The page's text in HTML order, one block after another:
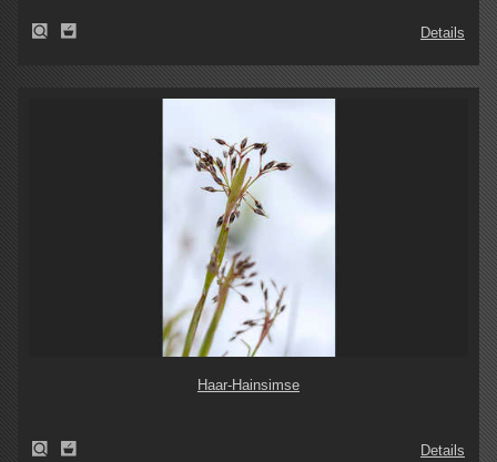
Details
Haar-Hainsimse
Details